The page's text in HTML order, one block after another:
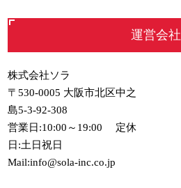
運営会社
株式会社ソラ
〒530-0005 大阪市北区中之
島5-3-92-308
営業日:10:00～19:00 定休
日:土日祝日
Mail:info@sola-inc.co.jp